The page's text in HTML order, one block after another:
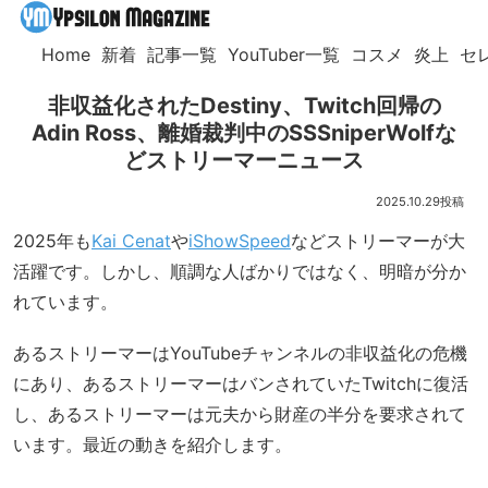
Home 新着 記事一覧 YouTuber一覧 コスメ 炎上 セ
非収益化されたDestiny、Twitch回帰の
Adin Ross、離婚裁判中のSSSniperWolfな
どストリーマーニュース
2025.10.29
2025年もKai CenatやiShowSpeedなどストリーマーが大
活躍です。しかし、順調な人ばかりではなく、明暗が分か
れています。
あるストリーマーはYouTubeチャンネルの非収益化の危機
にあり、あるストリーマーはバンされていたTwitchに復活
し、あるストリーマーは元夫から財産の半分を要求されて
います。最近の動きを紹介します。